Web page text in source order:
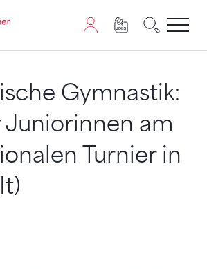
Seite wird JavaScript benötigt.
Gymnastik:
Juniorinnen am
Turnier in